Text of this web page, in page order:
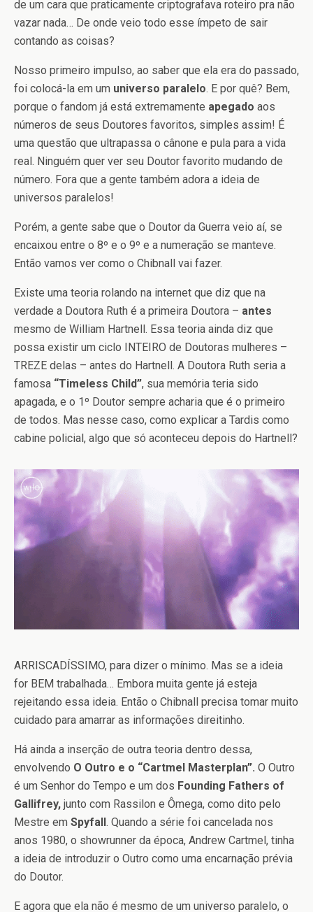
de um cara que praticamente criptografava roteiro pra não
vazar nada… De onde veio todo esse ímpeto de sair
contando as coisas?
Nosso primeiro impulso, ao saber que ela era do passado,
foi colocá-la em um universo paralelo. E por quê? Bem,
porque o fandom já está extremamente apegado aos
números de seus Doutores favoritos, simples assim! É
uma questão que ultrapassa o cânone e pula para a vida
real. Ninguém quer ver seu Doutor favorito mudando de
número. Fora que a gente também adora a ideia de
universos paralelos!
Porém, a gente sabe que o Doutor da Guerra veio aí, se
encaixou entre o 8º e o 9º e a numeração se manteve.
Então vamos ver como o Chibnall vai fazer.
Existe uma teoria rolando na internet que diz que na
verdade a Doutora Ruth é a primeira Doutora – antes
mesmo de William Hartnell. Essa teoria ainda diz que
possa existir um ciclo INTEIRO de Doutoras mulheres –
TREZE delas – antes do Hartnell. A Doutora Ruth seria a
famosa “Timeless Child”, sua memória teria sido
apagada, e o 1º Doutor sempre acharia que é o primeiro
de todos. Mas nesse caso, como explicar a Tardis como
cabine policial, algo que só aconteceu depois do Hartnell?
ARRISCADÍSSIMO, para dizer o mínimo. Mas se a ideia
for BEM trabalhada… Embora muita gente já esteja
rejeitando essa ideia. Então o Chibnall precisa tomar muito
cuidado para amarrar as informações direitinho.
Há ainda a inserção de outra teoria dentro dessa,
envolvendo O Outro e o “Cartmel Masterplan”. O Outro
é um Senhor do Tempo e um dos Founding Fathers of
Gallifrey, junto com Rassilon e Ômega, como dito pelo
Mestre em Spyfall. Quando a série foi cancelada nos
anos 1980, o showrunner da época, Andrew Cartmel, tinha
a ideia de introduzir o Outro como uma encarnação prévia
do Doutor.
E agora que ela não é mesmo de um universo paralelo, o